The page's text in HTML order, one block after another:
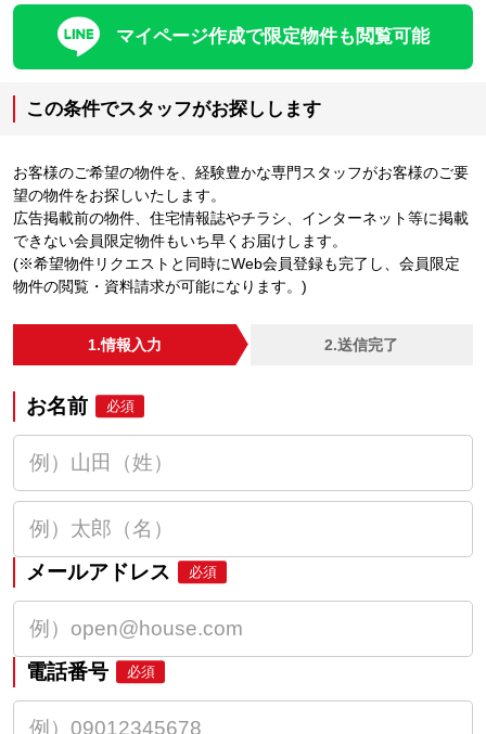
マイページ作成で限定物件も閲覧可能
この条件でスタッフがお探しします
お客様のご希望の物件を、経験豊かな専門スタッフがお客様のご要
望の物件をお探しいたします。
広告掲載前の物件、住宅情報誌やチラシ、インターネット等に掲載
できない会員限定物件もいち早くお届けします。
(※希望物件リクエストと同時にWeb会員登録も完了し、会員限定
物件の閲覧・資料請求が可能になります。)
1.情報入力 2.送信完了
お名前 必須
メールアドレス 必須
電話番号 必須